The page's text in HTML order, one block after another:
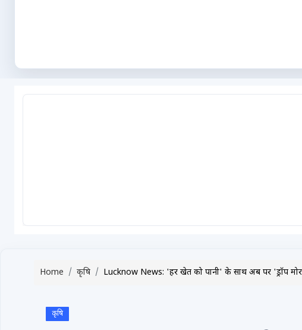
Advertise with Us
Home कृषि Lucknow News: 'हर खेत को पानी' के साथ अब पर 'ड्रॉप मोर
कृषि